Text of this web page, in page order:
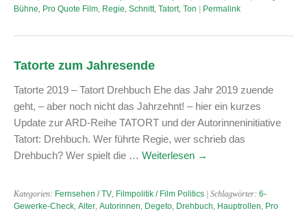
Bühne, Pro Quote Film, Regie, Schnitt, Tatort, Ton Permalink
Tatorte zum Jahresende
Tatorte 2019 – Tatort Drehbuch Ehe das Jahr 2019 zuende
geht, – aber noch nicht das Jahrzehnt! – hier ein kurzes
Update zur ARD-Reihe TATORT und der Autorinneninitiative
Tatort: Drehbuch. Wer führte Regie, wer schrieb das
Drehbuch? Wer spielt die … Weiterlesen →
Kategorien: Fernsehen / TV, Filmpolitik / Film Politics | Schlagwörter: 6-
Gewerke-Check, Alter, Autorinnen, Degeto, Drehbuch, Hauptrollen, Pro